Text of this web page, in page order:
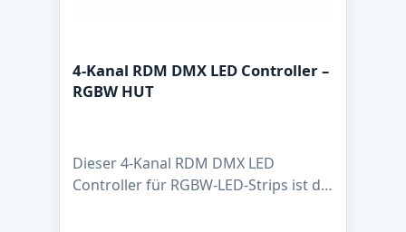
4-Kanal RDM DMX LED Controller –
RGBW HUT
Dieser 4-Kanal RDM DMX LED
Controller für RGBW-LED-Strips ist die